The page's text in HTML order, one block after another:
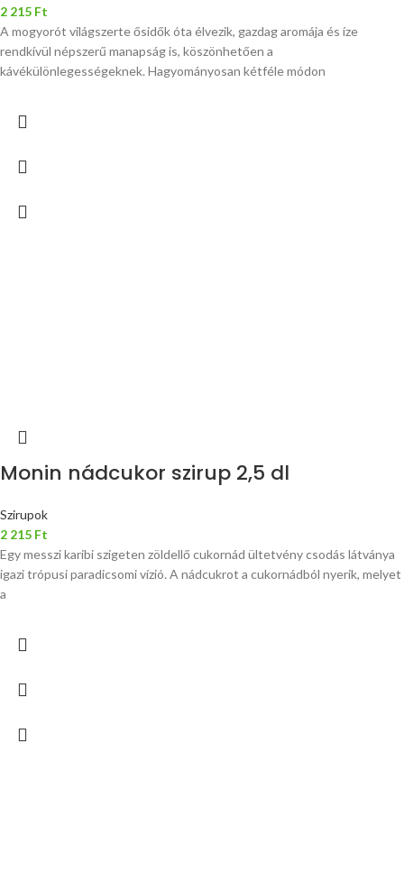
2 215 Ft
A mogyorót világszerte ősidők óta élvezik, gazdag aromája és íze
rendkívül népszerű manapság is, köszönhetően a
kávékülönlegességeknek. Hagyományosan kétféle módon
Monin nádcukor szirup 2,5 dl
Szirupok
2 215 Ft
Egy messzi karibi szigeten zöldellő cukornád ültetvény csodás látványa
igazi trópusi paradicsomi vízió. A nádcukrot a cukornádból nyerik, melyet
a